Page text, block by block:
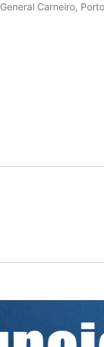
Carneiro,